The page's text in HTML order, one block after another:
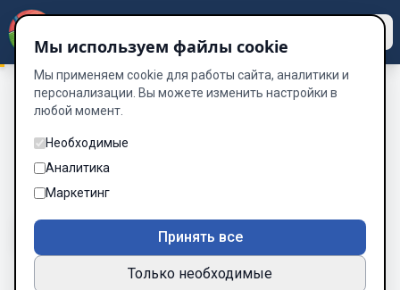
Печать Характерника
ГЛАВА 3: « ДУХИ ЛІСУ»
Глава 10 из 26
Шрифт
Мы используем файлы cookie
Мы применяем cookie для работы сайта, аналитики и
персонализации. Вы можете изменить настройки в
любой момент.
Необходимые
Аналитика
Маркетинг
Принять все
Только необходимые